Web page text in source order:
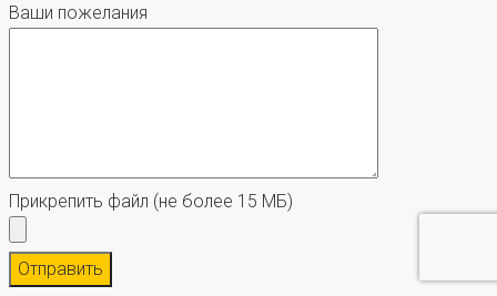
Ваши пожелания
Прикрепить файл (не более 15 МБ)